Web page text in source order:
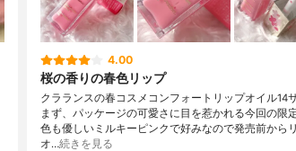
4.00
桜の香りの春色リップ
クラランスの春コスメコンフォートリップオイル14
まず、パッケージの可愛さに目を惹かれる今回の限定
色も優しいミルキーピンクで好みなので発売前から
オ…続きを見る